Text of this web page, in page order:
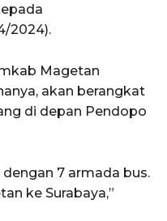
2024).
Magetan
akan berangkat
di depan Pendopo
7 armada bus.
ke Surabaya,”